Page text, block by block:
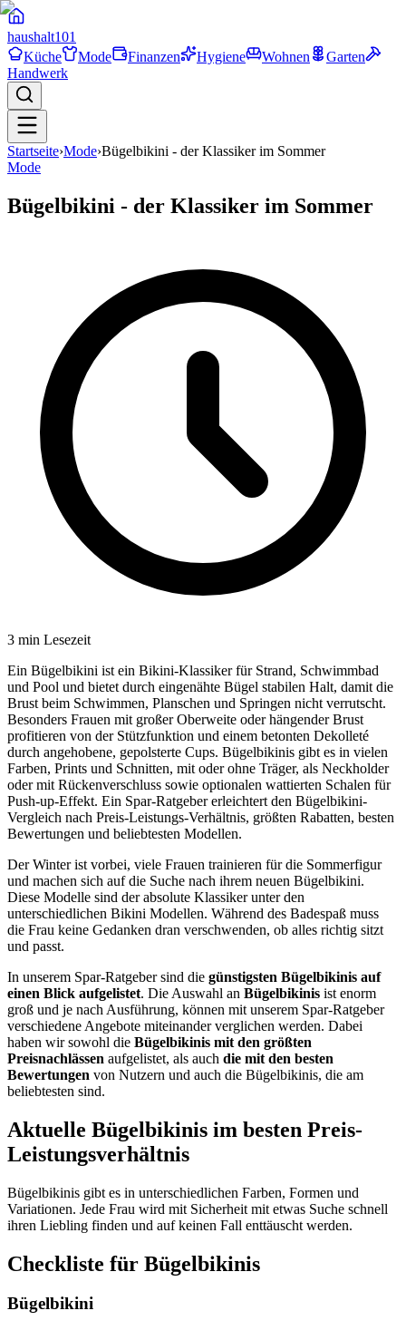
haushalt101
Küche
Mode Finanzen Hygiene Wohnen
Garten
Handwerk
Startseite›Mode›Bügelbikini - der Klassiker im Sommer
Mode
Bügelbikini - der Klassiker im Sommer
3 min Lesezeit
Ein Bügelbikini ist ein Bikini-Klassiker für Strand, Schwimmbad
und Pool und bietet durch eingenähte Bügel stabilen Halt, damit die
Brust beim Schwimmen, Planschen und Springen nicht verrutscht.
Besonders Frauen mit großer Oberweite oder hängender Brust
profitieren von der Stützfunktion und einem betonten Dekolleté
durch angehobene, gepolsterte Cups. Bügelbikinis gibt es in vielen
Farben, Prints und Schnitten, mit oder ohne Träger, als Neckholder
oder mit Rückenverschluss sowie optionalen wattierten Schalen für
Push-up-Effekt. Ein Spar-Ratgeber erleichtert den Bügelbikini-
Vergleich nach Preis-Leistungs-Verhältnis, größten Rabatten, besten
Bewertungen und beliebtesten Modellen.
Der Winter ist vorbei, viele Frauen trainieren für die Sommerfigur
und machen sich auf die Suche nach ihrem neuen Bügelbikini.
Diese Modelle sind der absolute Klassiker unter den
unterschiedlichen Bikini Modellen. Während des Badespaß muss
die Frau keine Gedanken dran verschwenden, ob alles richtig sitzt
und passt.
In unserem Spar-Ratgeber sind die günstigsten Bügelbikinis auf
einen Blick aufgelistet. Die Auswahl an Bügelbikinis ist enorm
groß und je nach Ausführung, können mit unserem Spar-Ratgeber
verschiedene Angebote miteinander verglichen werden. Dabei
haben wir sowohl die Bügelbikinis mit den größten
Preisnachlässen aufgelistet, als auch die mit den besten
Bewertungen von Nutzern und auch die Bügelbikinis, die am
beliebtesten sind.
Aktuelle Bügelbikinis im besten Preis-
Leistungsverhältnis
Bügelbikinis gibt es in unterschiedlichen Farben, Formen und
Variationen. Jede Frau wird mit Sicherheit mit etwas Suche schnell
ihren Liebling finden und auf keinen Fall enttäuscht werden.
Checkliste für Bügelbikinis
Bügelbikini